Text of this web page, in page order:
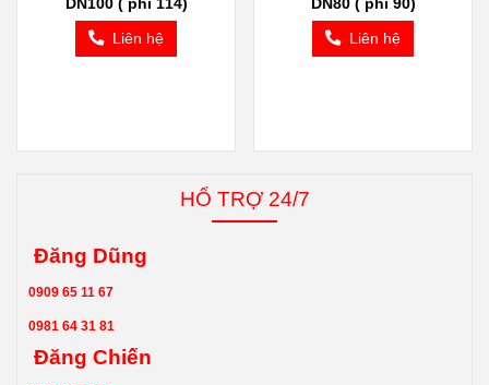
DN100 ( phi 114)
Liên hệ
DN80 ( phi 90)
Liên hệ
HỔ TRỢ 24/7
Đăng Dũng
0909 65 11 67
0981 64 31 81
Đăng Chiến